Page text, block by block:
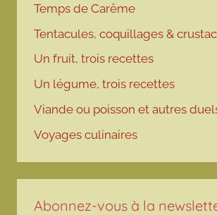
Temps de Carême
Tentacules, coquillages &
Un fruit, trois recettes
Un légume, trois recettes
Viande ou poisson et autres
Voyages culinaires
Abonnez-vous à la